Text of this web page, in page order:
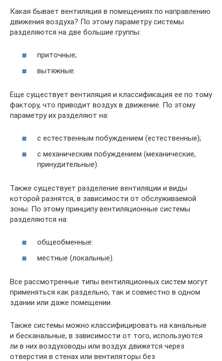
Какая бывает вентиляция в помещениях по направлению
движения воздуха? По этому параметру системы
разделяются на две большие группы:
приточные;
вытяжные.
Еще существует вентиляция и классификация ее по тому
фактору, что приводит воздух в движение. По этому
параметру их разделяют на:
с естественным побуждением (естественные);
с механическим побуждением (механические,
принудительные).
Также существует разделение вентиляции и виды
которой разнятся, в зависимости от обслуживаемой
зоны. По этому принципу вентиляционные системы
разделяются на:
общеобменные:
местные (локальные).
Все рассмотренные типы вентиляционных систем могут
применяться как раздельно, так и совместно в одном
здании или даже помещении.
Также системы можно классифицировать на канальные
и бесканальные, в зависимости от того, используются
ли в них воздуховоды или воздух движется через
отверстия в стенах или вентиляторы без